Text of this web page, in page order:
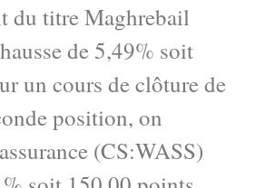
du titre Maghrebail
de 5,49% soit
un cours de clôture de
position, on
(CS:WASS)